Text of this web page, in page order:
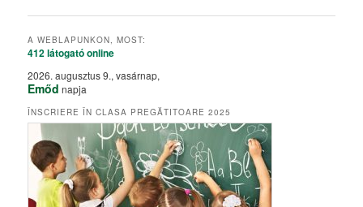
A WEBLAPUNKON, MOST:
412 látogatóonline
2026. augusztus 9., vasárnap,
Emőd napja
ÎNSCRIERE ÎN CLASA PREGĂTITOARE 2025